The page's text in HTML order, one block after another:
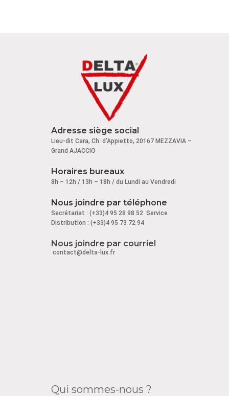
Adresse siège social
Lieu-dit Cara, Ch. d’Appietto, 20167 MEZZAVIA –
Grand AJACCIO
Horaires bureaux
8h – 12h / 13h – 18h / du Lundi au Vendredi
Nous joindre par téléphone
Secrétariat : (+33)4 95 28 98 52 Service
Distribution : (+33)4 95 73 72 94
Nous joindre par courriel
contact@delta-lux.fr
Qui sommes-nous ?